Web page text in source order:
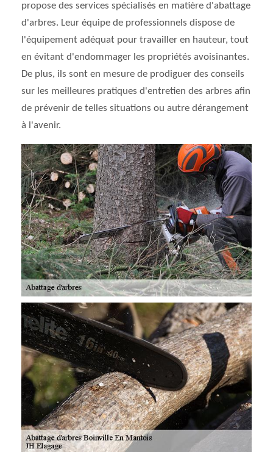
propose des services spécialisés en matière d'abattage
d'arbres. Leur équipe de professionnels dispose de
l'équipement adéquat pour travailler en hauteur, tout
en évitant d'endommager les propriétés avoisinantes.
De plus, ils sont en mesure de prodiguer des conseils
sur les meilleures pratiques d'entretien des arbres afin
de prévenir de telles situations ou autre dérangement
à l'avenir.